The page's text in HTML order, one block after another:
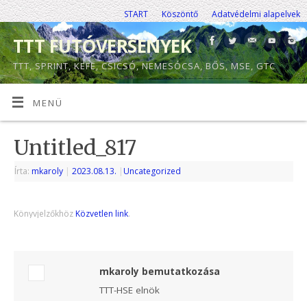
START Köszöntő Adatvédelmi alapelvek
TTT FUTÓVERSENYEK
TTT, SPRINT, KEFE, CSICSÓ, NEMESÓCSA, BŐS, MSE, GTC
MENÜ
Untitled_817
Írta: mkaroly | 2023.08.13. | Uncategorized
Könyvjelzőkhöz Közvetlen link.
mkaroly bemutatkozása
TTT-HSE elnök